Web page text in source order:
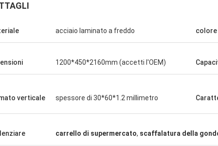
Fernando
mio magazzino dell'attrezzatura di sport
successivamente.
acciaio laminato a freddo colore
1200*450*2160mm (accetti l'OEM)
verticale spessore di 30*60*1.2 millimetro
carrello di supermercato, scaffalatura della